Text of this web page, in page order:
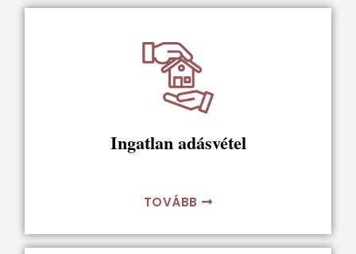
Ingatlan adásvétel
TOVÁBB